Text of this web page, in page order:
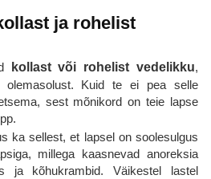
ja rohelist
kollast või rohelist vedelikku,
olemasolust. Kuid te ei pea selle
sest mõnikord on teie lapse
ka sellest, et lapsel on soolesulgus
millega kaasnevad anoreksia
ja kõhukrambid. Väikestel lastel